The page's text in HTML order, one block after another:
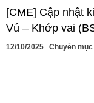
[CME] Cập nhật
Vú – Khớp vai
12/10/2025 Chuyên mục